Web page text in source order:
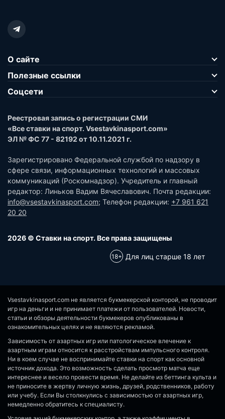
О сайте
Полезные ссылки
Соцсети
Реестровая запись о регистрации СМИ
«Все ставки на спорт. Vsestavkinasport.com»
ЭЛ № ФС 77 - 82192 от 10.11.2021 г.
Зарегистрировано Федеральной службой по надзору в
сфере связи, информационных технологий и массовых
коммуникаций (Роскомнадзор). Учредитель и главный
редактор: Линьков Вадим Вячеславович. Почта редакции:
info@vsestavkinasport.com; Телефон редакции: +7 961 621
20 20
2026 © Ставки на спорт. Все права защищены
Для лиц старше 18 лет
Vsestavkinasport.com не является букмекерской конторой, не проводит
игр на деньги и не принимает платежи от пользователей. Новости,
статьи и обзоры деятельности букмекеров опубликованы в
ознакомительных целях и не являются рекламой.
Зависимость от азартных игр или патологическое влечение к
азартным играм относится к расстройствам импульсного контроля.
Ни в коем случае не воспринимайте ставки на спорт как основной
источник дохода. Это возможность сделать просмотр матча еще
интереснее и весело провести время. Не делайте из беттинга культа и
не приносите в жертву личную жизнь, друзей, родственников, работу
или учебу. Если Вы столкнулись с зависимостью от азартных игр,
немедленно обратитесь к специалисту.